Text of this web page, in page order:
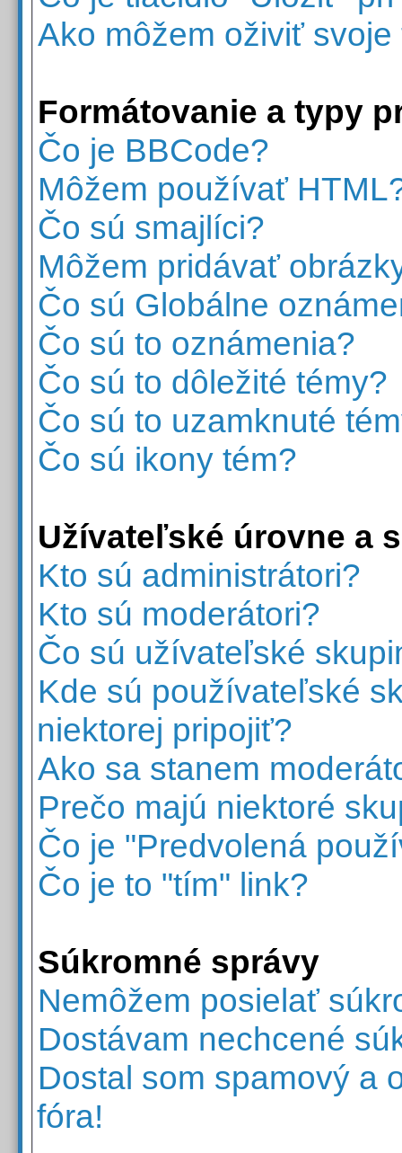
Ako môžem oživiť svoje
Formátovanie a typy
Čo je BBCode?
Môžem používať
Čo sú smajlíci?
Môžem pridávať
Čo sú Globálne
Čo sú to oznámenia?
Čo sú to dôležité témy?
Čo sú to uzamknuté
Čo sú ikony tém?
Užívateľské úrovne a
Kto sú administrátori?
Kto sú moderátori?
Čo sú užívateľské
Kde sú používateľské
niektorej pripojiť?
Ako sa stanem
Prečo majú niektoré
Čo je "Predvolená
Čo je to "tím" link?
Súkromné správy
Nemôžem posielať
Dostávam nechcené
Dostal som spamový a
fóra!